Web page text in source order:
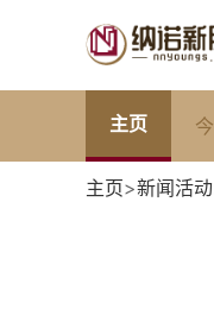
主页
主页>新闻活动